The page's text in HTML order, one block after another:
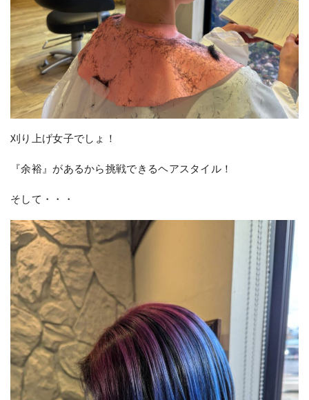
刈り上げ女子でしょ！
『余裕』があるから挑戦できるヘアスタイル！
そして・・・